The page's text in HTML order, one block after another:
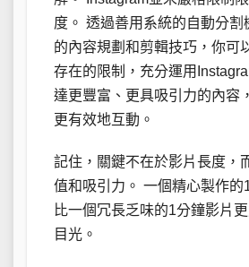
度。 透過善用系統的自動分割
的內容規劃和剪輯技巧，你可
存在的限制，充分運用
達更豐富、更具吸引力的內容
更有效地互動。
記住，關鍵不在於影片長度，
值和吸引力。 一個精心製作的
比一個冗長乏味的1分鐘影片
目光。